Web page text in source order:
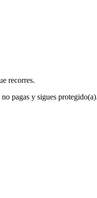
recorres.
pagas y sigues protegido(a).